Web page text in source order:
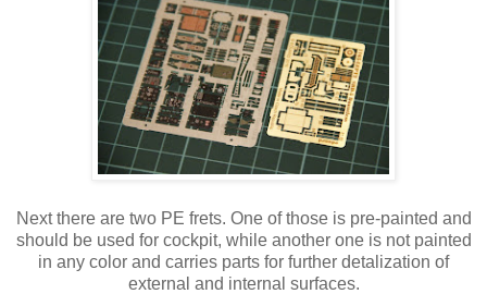
Next there are two PE frets. One of those is pre-painted and
should be used for cockpit, while another one is not painted
in any color and carries parts for further detalization of
external and internal surfaces.